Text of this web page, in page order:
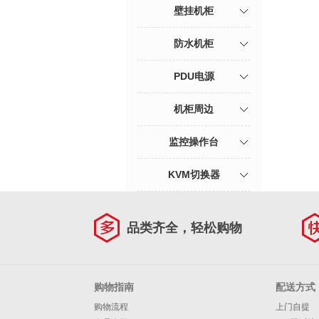
壁挂机柜
防水机柜
PDU电源
机柜周边
监控操作台
KVM切换器
品类齐全，轻松购物
购物指南
购物流程
配送方式
上门自提